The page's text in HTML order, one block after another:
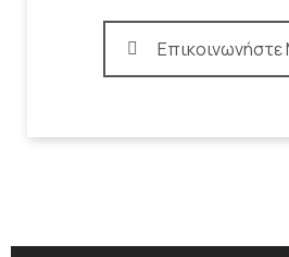
Επικοινωνήστε